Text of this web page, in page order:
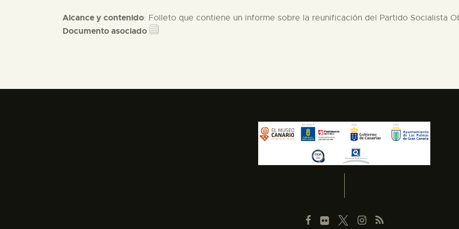
Alcance y contenido: Folleto que contiene un informe sobre la reunificación del Partido Socialista
Documento asociado